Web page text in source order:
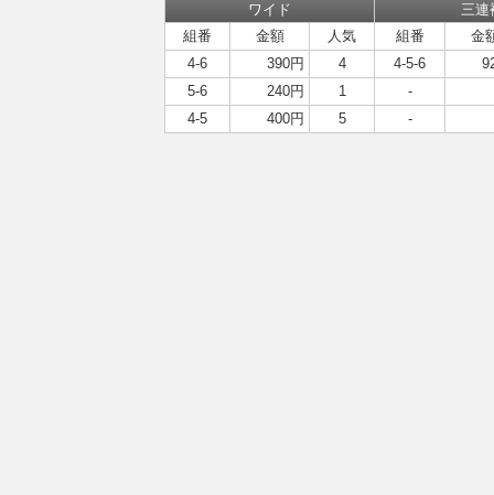
ワイド
三連
組番
金額 人気 組番
金
4-6
390円 4 4-5-6
5-6
240円 1
-
4-5
400円 5 -